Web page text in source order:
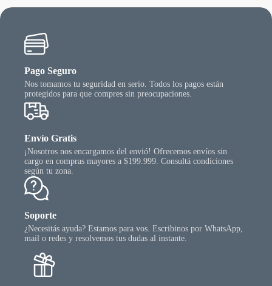
Pago Seguro
Nos tomamos tu seguridad en serio. Todos los pagos están
protegidos para que compres sin preocupaciones.
Envío Gratis
¡Nosotros nos encargamos del envió! Ofrecemos envíos sin
cargo en compras mayores a $199.999. Consultá condiciones
según tu zona.
Soporte
¿Necesitás ayuda? Estamos para vos. Escribinos por WhatsApp,
mail o redes y resolvemos tus dudas al instante.